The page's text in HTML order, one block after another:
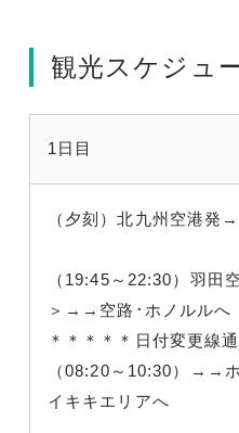
観光スケジュ
1日目
（夕刻）北九州空港
（19:45～22:30）羽
＞→→空路･ホノルルへ
＊＊＊＊＊日付変更線
（08:20～10:30）→→
イキキエリアへ